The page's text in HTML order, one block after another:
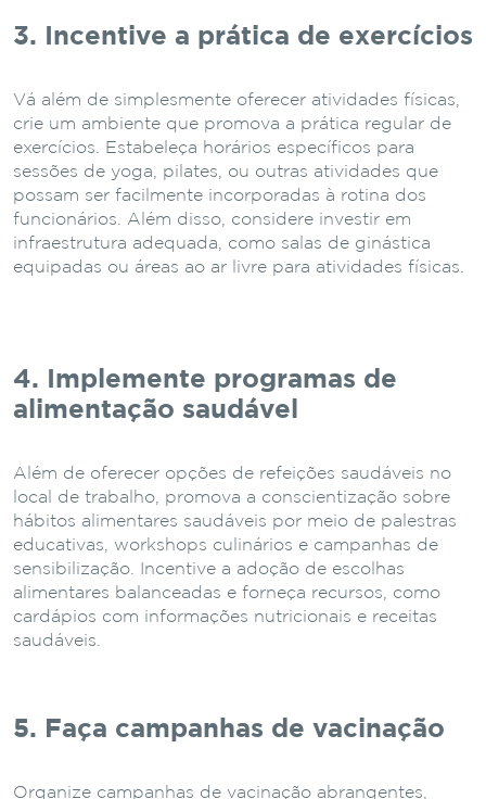
3. Incentive a prática de exercícios
Vá além de simplesmente oferecer atividades físicas,
crie um ambiente que promova a prática regular de
exercícios. Estabeleça horários específicos para
sessões de yoga, pilates, ou outras atividades que
possam ser facilmente incorporadas à rotina dos
funcionários. Além disso, considere investir em
infraestrutura adequada, como salas de ginástica
equipadas ou áreas ao ar livre para atividades físicas.
4. Implemente programas de
alimentação saudável
Além de oferecer opções de refeições saudáveis no
local de trabalho, promova a conscientização sobre
hábitos alimentares saudáveis por meio de palestras
educativas, workshops culinários e campanhas de
sensibilização. Incentive a adoção de escolhas
alimentares balanceadas e forneça recursos, como
cardápios com informações nutricionais e receitas
saudáveis.
5. Faça campanhas de vacinação
Organize campanhas de vacinação abrangentes,